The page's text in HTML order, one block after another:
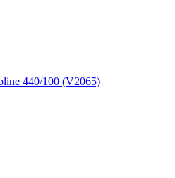
440/100 (V2065)